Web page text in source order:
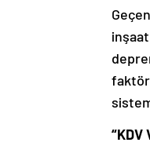
“KDV